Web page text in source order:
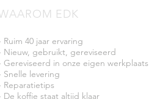
EDK
Ruim 40 jaar ervaring
Nieuw, gebruikt, gereviseerd
Gereviseerd in onze eigen werkplaats
Snelle levering
Reparatietips
De koffie staat altijd klaar